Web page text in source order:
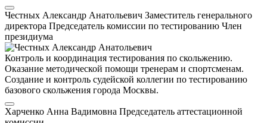
Честных Александр Анатольевич Заместитель генерального
директора Председатель комиссии по тестированию Член
президиума
Контроль и координация тестирования по скольжению.
Оказание методической помощи тренерам и спортсменам.
Создание и контроль судейской коллегии по тестированию
базового скольжения города Москвы.
Харченко Анна Вадимовна Председатель аттестационной